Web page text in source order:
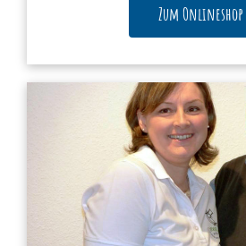
Zum Onlineshop